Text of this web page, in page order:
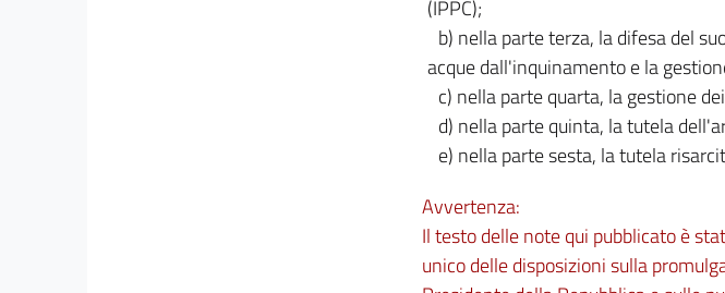
(IPPC);
b) nella parte terza, la difesa del
acque dall'inquinamento e la
c) nella parte quarta, la gestione
d) nella parte quinta, la tutela
e) nella parte sesta, la tutela
Avvertenza:
Il testo delle note qui pubblicato è
unico delle disposizioni sulla